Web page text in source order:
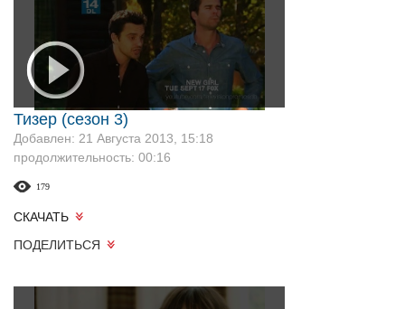
Тизер (сезон 3)
Добавлен: 21 Августа 2013, 15:18
продолжительность: 00:16
179
СКАЧАТЬ
ПОДЕЛИТЬСЯ